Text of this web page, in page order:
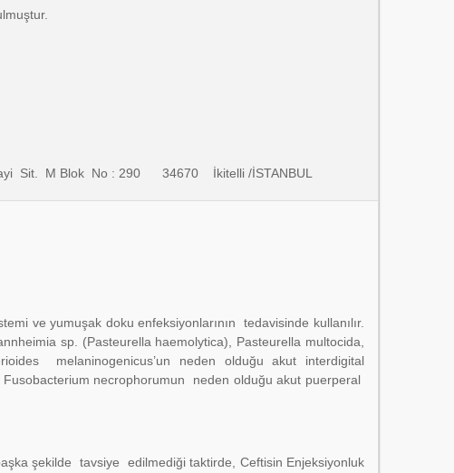
Sit. M Blok No : 290 34670 İkitelli /İSTANBUL
ve yumuşak doku enfeksiyonlarının tedavisinde kullanılır.
sp. (Pasteurella haemolytica), Pasteurella multocida,
melaninogenicus’un neden olduğu akut interdigital
necrophorumun neden olduğu akut puerperal
şekilde tavsiye edilmediği taktirde, Ceftisin Enjeksiyonluk